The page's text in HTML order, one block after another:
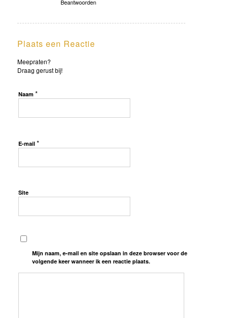
Beantwoorden
Plaats een Reactie
Meepraten?
Draag gerust bij!
Naam *
E-mail *
Site
Mijn naam, e-mail en site opslaan in deze browser voor de
volgende keer wanneer ik een reactie plaats.